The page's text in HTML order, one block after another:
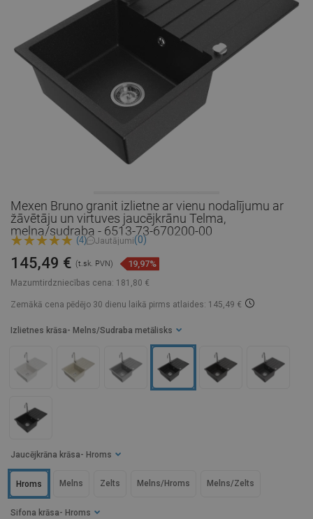
Mexen Bruno granit izlietne ar vienu nodalījumu ar
žāvētāju un virtuves jaucējkrānu Telma,
melna/sudraba - 6513-73-670200-00
(4) Jautājumi(0)
Mazumtirdzniecības cena: 181,80 €
145,49 € (t.sk. PVN) 19,97%
Zemākā cena pēdējo 30 dienu laikā pirms atlaides: 145,49 €
Sifona krāsa - Hroms
Izlietnes krāsa - Melns/Sudraba metālisks
Jaucējkrāna krāsa - Hroms
Hroms Melns Zelts Melns/Hroms Melns/Zelts